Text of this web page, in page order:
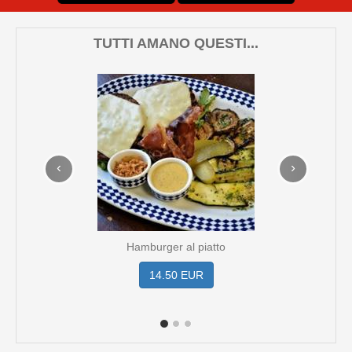
TUTTI AMANO QUESTI...
Hamburger al piatto
14.50 EUR
‹ ›